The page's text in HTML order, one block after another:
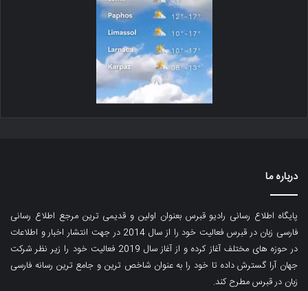
درباره ما
پایگاه اطلاع رسانی رادیو قبرس بعنوان اولین و قدیمی ترین مرجع اطلاع رسانی
فارسی زبان در قبرس فعالیت خود را از سال 2014 در جهت انتشار اخبار و اطلاعات
در حوزه های مختلف آغاز کرده و از آغاز سال 2019 فعالیت خود را زیر نظر شرکت
جهان آرا گسترش داده تا خود را به عنوان شاخص ترین و جامع ترین رسانه فارسی
زبان در قبرس مطرح کند.